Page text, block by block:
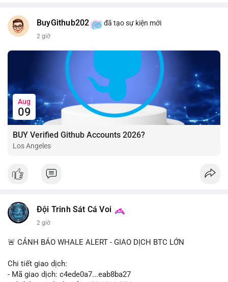
BuyGithub202 đã tạo sự kiện mới
2 giờ
Aug
09
BUY Verified Github Accounts 2026?
Los Angeles
Đội Trinh Sát Cá Voi
2 giờ
🚨 CẢNH BÁO WHALE ALERT - GIAO DỊCH BTC LỚN
Chi tiết giao dịch:
- Mã giao dịch: c4ede0a7...eab8ba27